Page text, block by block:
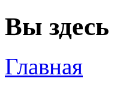
Вы здесь
Главная